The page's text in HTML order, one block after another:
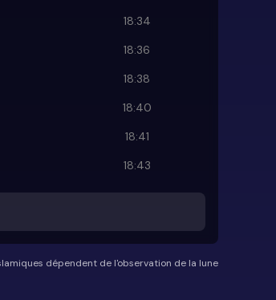
18:34
18:36
18:38
18:40
18:41
18:43
dépendent de l'observation de la lune